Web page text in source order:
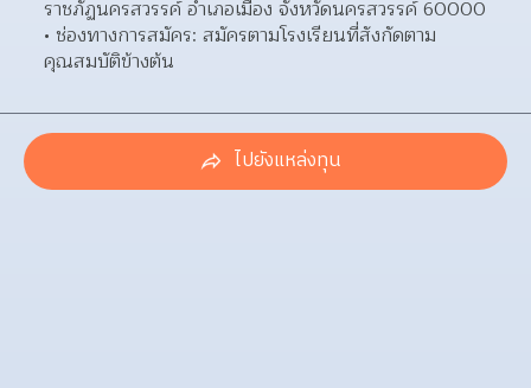
ช่องทางการสมัคร: สมัครตามโรงเรียนที่สังกัดตาม
คุณสมบัติข้างต้น
ไปยังแหล่งทุน